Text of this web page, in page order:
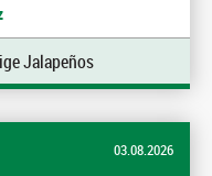
Jalapeños
03.08.2026